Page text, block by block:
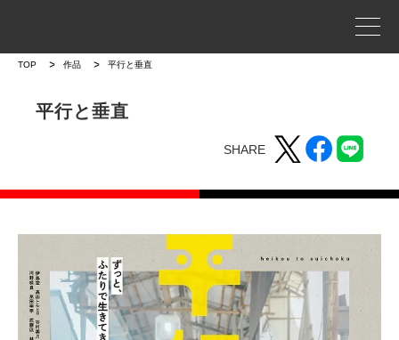
TOP 作品 平行と垂直
平行と垂直
SHARE
事業案内
プロジェクトストーリー
作品トップ
ラインナップ